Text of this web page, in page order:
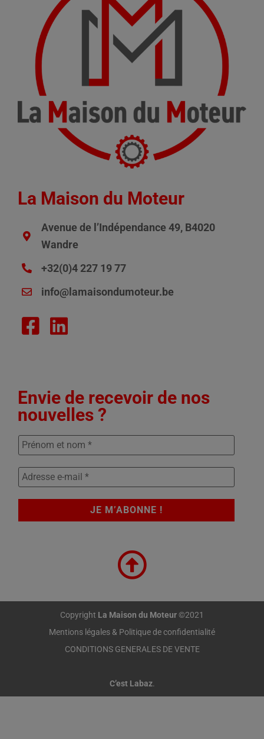
La Maison du Moteur
Avenue de l’Indépendance 49, B4020
Wandre
+32(0)4 227 19 77
info@lamaisondumoteur.be
Envie de recevoir de nos
nouvelles ?
Copyright La Maison du Moteur©2021
Mentions légales & Politique de confidentialité
CONDITIONS GENERALES DE VENTE
C’est Labaz.